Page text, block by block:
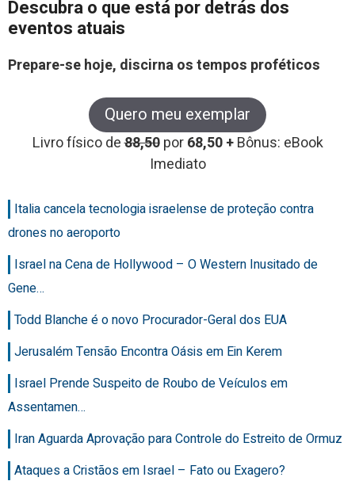
Descubra o que está por detrás dos
eventos atuais
Prepare-se hoje, discirna os tempos proféticos
Quero meu exemplar
Livro físico de88,50 por68,50 +Bônus: eBook
Imediato
Italia cancela tecnologia israelense de proteção contra
drones no aeroporto
Israel na Cena de Hollywood – O Western Inusitado de
Gene…
Todd Blanche é o novo Procurador-Geral dos EUA
Jerusalém Tensão Encontra Oásis em Ein Kerem
Israel Prende Suspeito de Roubo de Veículos em
Assentamen…
Iran Aguarda Aprovação para Controle do Estreito de Ormuz
Ataques a Cristãos em Israel – Fato ou Exagero?